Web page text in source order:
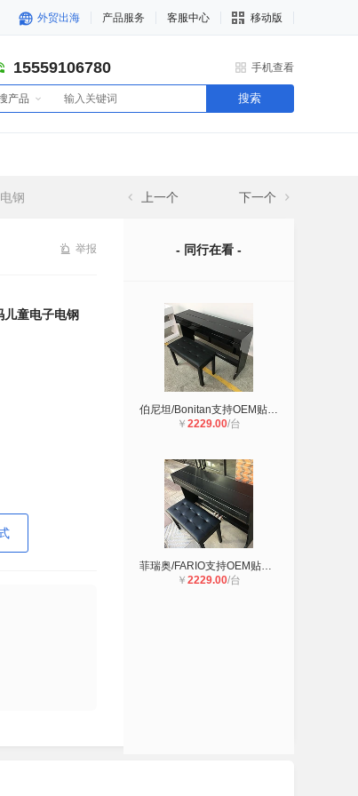
外贸出海 产品服务 客服中心 移动版
15559106780 手机查看
产品 搜索
钢 上一个 下一个
举报
儿童电子电钢
- 同行在看 -
伯尼坦/Bonitan支持OEM贴牌电钢琴88
￥ 2229.00/台
菲瑞奥/FARIO支持OEM贴牌 三踏板电钢
￥ 2229.00/台